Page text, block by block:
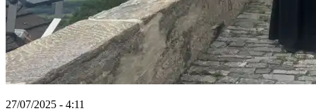
27/07/2025 - 4:11